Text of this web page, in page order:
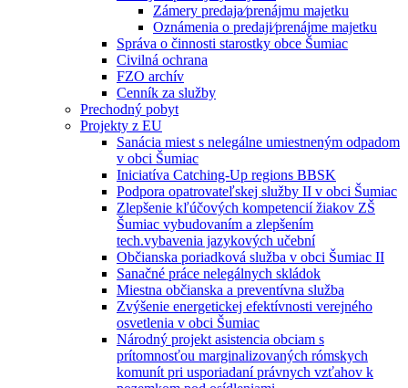
Zámery predaja⁄prenájmu majetku
Oznámenia o predaji⁄prenájme majetku
Správa o činnosti starostky obce Šumiac
Civilná ochrana
FZO archív
Cenník za služby
Prechodný pobyt
Projekty z EU
Sanácia miest s nelegálne umiestneným odpadom
v obci Šumiac
Iniciatíva Catching-Up regions BBSK
Podpora opatrovateľskej služby II v obci Šumiac
Zlepšenie kľúčových kompetencií žiakov ZŠ
Šumiac vybudovaním a zlepšením
tech.vybavenia jazykových učební
Občianska poriadková služba v obci Šumiac II
Sanačné práce nelegálnych skládok
Miestna občianska a preventívna služba
Zvýšenie energetickej efektívnosti verejného
osvetlenia v obci Šumiac
Národný projekt asistencia obciam s
prítomnosťou marginalizovaných rómskych
komunít pri usporiadaní právnych vzťahov k